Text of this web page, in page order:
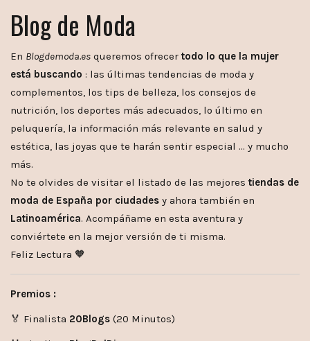
Blog de Moda
En Blogdemoda.es queremos ofrecer todo lo que la mujer
está buscando : las últimas tendencias de moda y
complementos, los tips de belleza, los consejos de
nutrición, los deportes más adecuados, lo último en
peluquería, la información más relevante en salud y
estética, las joyas que te harán sentir especial … y mucho
más.
No te olvides de visitar el listado de las mejores tiendas de
moda de España por ciudades y ahora también en
Latinoamérica. Acompáñame en esta aventura y
conviértete en la mejor versión de ti misma.
Feliz Lectura 🧡
Premios :
🏅 Finalista 20Blogs (20 Minutos)